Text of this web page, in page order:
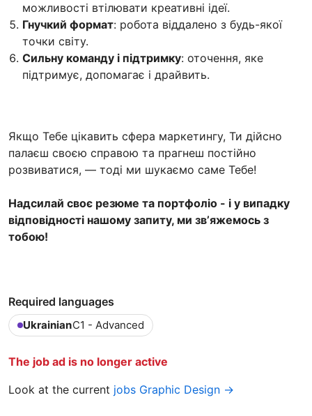
можливості втілювати креативні ідеї.
Гнучкий формат: робота віддалено з будь-якої
точки світу.
Сильну команду і підтримку: оточення, яке
підтримує, допомагає і драйвить.
Якщо Тебе цікавить сфера маркетингу, Ти дійсно
палаєш своєю справою та прагнеш постійно
розвиватися, — тоді ми шукаємо саме Тебе!
Надсилай своє резюме та портфоліо - і у випадку
відповідності нашому запиту, ми звʼяжемось з
тобою!
Required languages
UkrainianC1 - Advanced
The job ad is no longer active
Look at the current jobs Graphic Design →